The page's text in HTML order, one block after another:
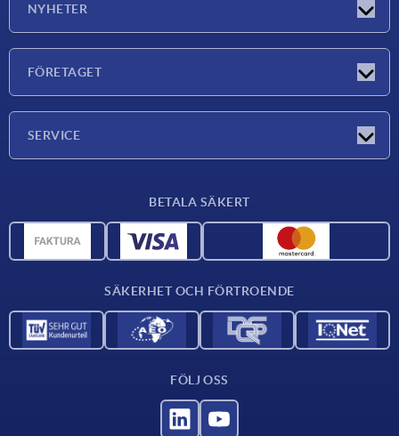
NYHETER
FÖRETAGET
SERVICE
CAD-data
BETALA SÄKERT
SÄKERHET OCH FÖRTROENDE
FÖLJ OSS